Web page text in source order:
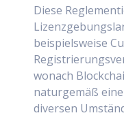
Diese
beispielsweise
wonach
naturgemäß
diversen